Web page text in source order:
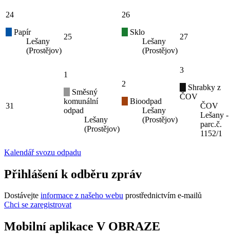
24
Papír
Lešany
(Prostějov)
25
26
Sklo
Lešany
(Prostějov)
27
31
1
Směsný
komunální
odpad
Lešany
(Prostějov)
2
Bioodpad
Lešany
(Prostějov)
3
Shrabky z
ČOV
ČOV
Lešany -
parc.č.
1152/1
Kalendář svozu odpadu
Přihlášení k odběru zpráv
Dostávejte informace z našeho webu prostřednictvím e-mailů
Chci se zaregistrovat
Mobilní aplikace V OBRAZE